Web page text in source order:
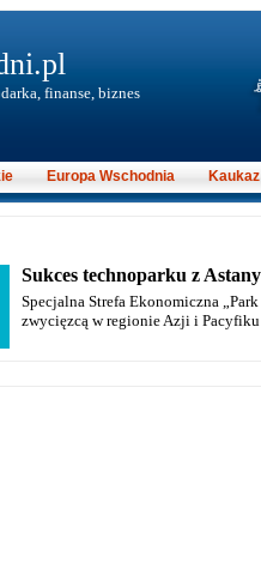
Sukces technoparku z Astany
Specjalna Strefa Ekonomiczna
zwycięzcą w regionie Azji i
finanse, biznes
Europa Wschodnia Kaukaz